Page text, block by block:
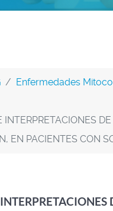
Enfermedades
INTERPRETACIONES
EN PACIENTES CON